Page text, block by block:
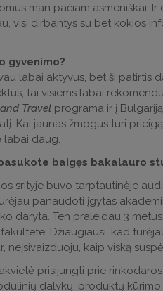
man pačiam asmeniškai.
visi dirbantys su bet kokios
gyvenimo?
labai aktyvus, bet ši patirtis
tai visiems labai
Travel programa ir į
Kai jaunas žmogus turi
labai daug.
baigęs bakalauro
srityje buvo tarptautinėje
panaudoti įgytas
daryta. Ten praleidau 3
Džiaugiausi, kad
kaip viską
prisijungti prie
dalykų, produktų